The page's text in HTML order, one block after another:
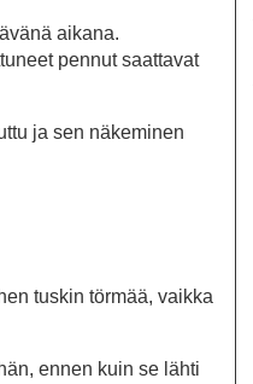
aikana.
pennut saattavat
ja sen näkeminen
tuskin törmää, vaikka
ennen kuin se lähti